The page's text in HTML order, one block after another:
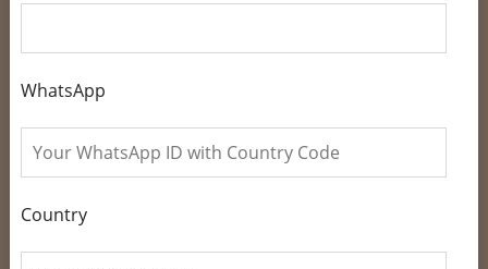
WhatsApp
Country